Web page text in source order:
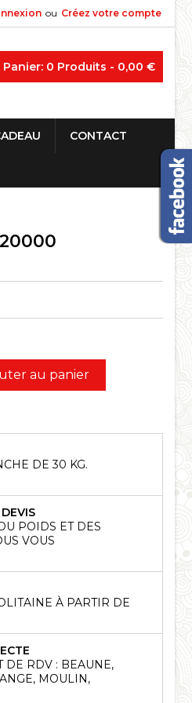
ou Créez votre compte
Panier: 0 Produits - 0,00 €
CONTACT
au panier
DE 30 KG.
POIDS ET DES
VOUS
À PARTIR DE
RDV : BEAUNE,
MOULIN,